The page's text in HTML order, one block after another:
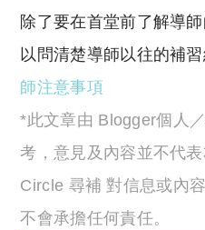
除了要在首堂前了解導
以問清楚導師以往的補
師注意事項
*此文章由 Blogger個人
考，意見及內容並不代
Circle 尋補 對信息或內
不會承擔任何責任。